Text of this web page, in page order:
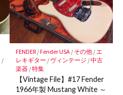
/
FENDER/Fender USA/ その他/エ
レキギター / ヴィンテージ /中古
楽器/特集
【Vintage File】#17 Fender
1966年製 Mustang White ～